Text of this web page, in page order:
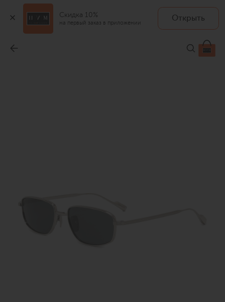
Скидка 10%
на первый заказ в приложении
Открыть
27 650 ₽